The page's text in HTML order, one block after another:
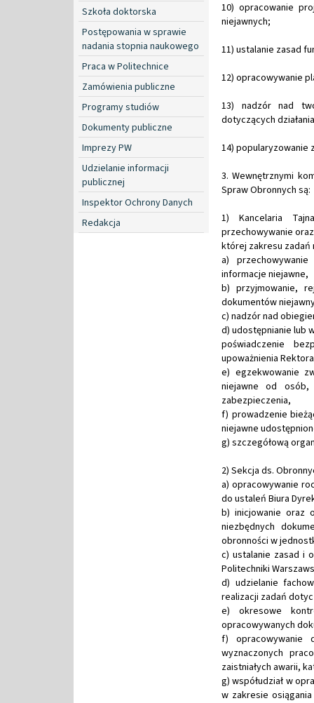
Szkoła doktorska
Postępowania w sprawie
nadania stopnia naukowego
Praca w Politechnice
Zamówienia publiczne
Programy studiów
Dokumenty publiczne
Imprezy PW
Udzielanie informacji
publicznej
Inspektor Ochrony Danych
Redakcja
10) opracowanie
niejawnych;
11) ustalanie zasad
12) opracowywanie
13) nadzór nad
dotyczących
14) popularyzowanie
3. Wewnętrznymi
Spraw Obronnych są:
1) Kancelaria
przechowywanie
której zakresu zadań
a)
informacje niejawne,
b) przyjmowanie,
dokumentów
c) nadzór nad
d) udostępnianie lub
poświadczenie
upoważnienia
e) egzekwowanie
niejawne od osób,
zabezpieczenia,
f) prowadzenie
niejawne
g) szczegółową
2) Sekcja ds.
a) opracowywanie
do ustaleń Biura
b) inicjowanie oraz
niezbędnych
obronności w
c) ustalanie zasad i
Politechniki
d) udzielanie
realizacji zadań
e) okresowe
opracowywanych
f) opracowywanie
wyznaczonych
zaistniałych awarii,
g) współudział w
w zakresie